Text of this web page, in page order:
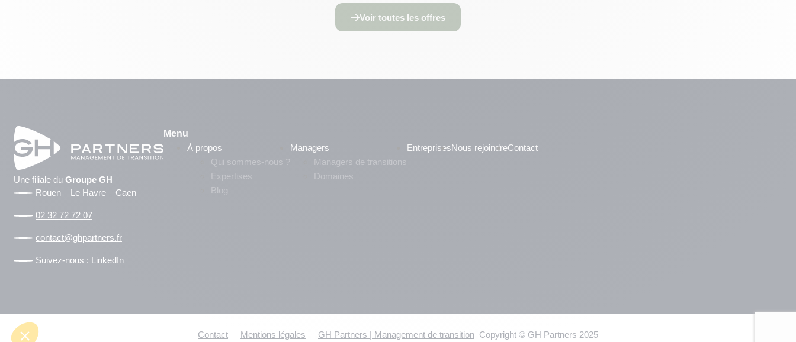
Voir toutes les offres
Une filiale du Groupe GH
Rouen – Le Havre – Caen
02 32 72 72 07
contact@ghpartners.fr
Suivez-nous : LinkedIn
Menu
À propos
Qui sommes-nous ?
Expertises
Blog
Managers
Managers de transitions
Domaines
EntreprisesNous rejoindreContact
Contact Mentions légales GH Partners | Management de transition–Copyright © GH Partners 2025